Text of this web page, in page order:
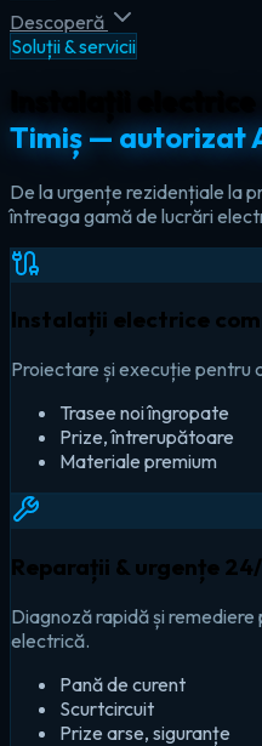
Descoperă
Soluții & servicii
Timiș — autorizat
De la urgențe rezidențiale la
întreaga gamă de lucrări
Instalații electrice
Proiectare și execuție pentru
Trasee noi îngropate
Prize, întrerupătoare
Materiale premium
Reparații & urgențe
Diagnoză rapidă și
electrică.
Pană de curent
Scurtcircuit
Prize arse, siguranțe